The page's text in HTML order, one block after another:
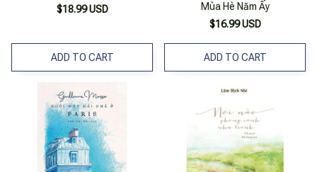
$18.99 USD
ADD TO CART
Mùa Hè Năm Ấy
$16.99 USD
ADD TO CART